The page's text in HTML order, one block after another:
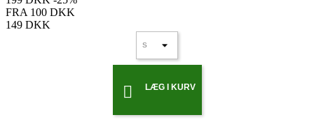
FRA 100 DKK
149 DKK
 LÆG I KURV